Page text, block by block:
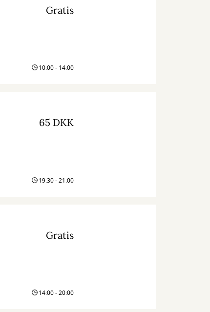
Gratis
10:00 - 14:00
65 DKK
19:30 - 21:00
Gratis
14:00 - 20:00